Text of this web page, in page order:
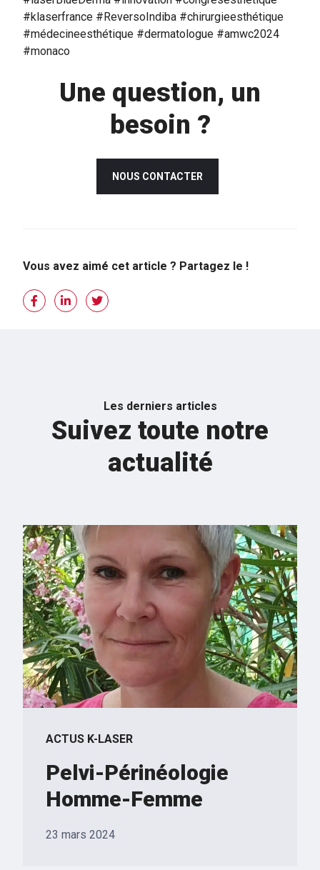
#klaserfrance #ReversoIndiba #chirurgieesthétique
#médecineesthétique #dermatologue #amwc2024
#monaco
Une question, un
besoin ?
NOUS CONTACTER
Vous avez aimé cet article ? Partagez le !
Les derniers articles
Suivez toute notre
actualité
ACTUS K-LASER
Pelvi-Périnéologie
Homme-Femme
23 mars 2024